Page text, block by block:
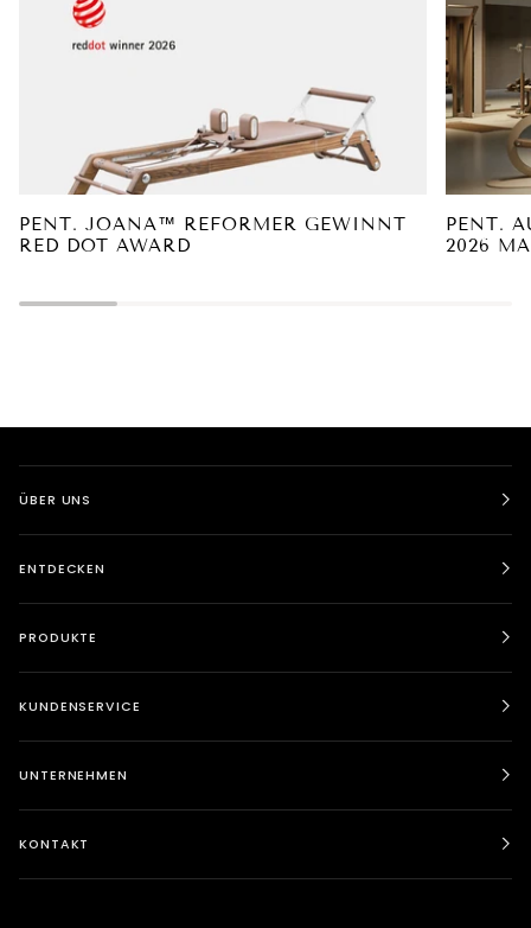
PENT. JOANA™ REFORMER GEWINNT
RED DOT AWARD
PENT.
2026
ÜBER UNS
ENTDECKEN
PRODUKTE
KUNDENSERVICE
UNTERNEHMEN
KONTAKT